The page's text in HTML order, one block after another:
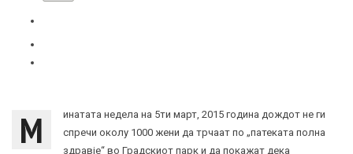
М
инатата недела на 5ти март, 2015 година дождот не ги
спречи околу 1000 жени да трчаат по „патеката полна
здравје“ во Градскиот парк и да покажат дека